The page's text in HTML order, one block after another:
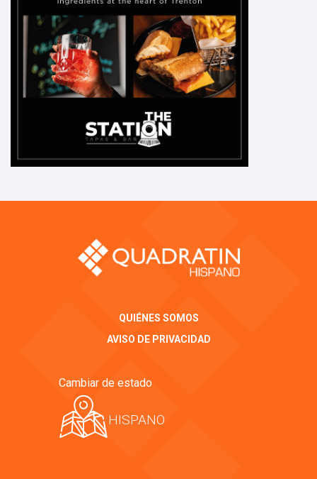
QUIÉNES SOMOS
AVISO DE PRIVACIDAD
Cambiar de estado
HISPANO